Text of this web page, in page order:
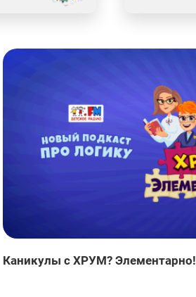
Каникулы с ХРУМ? Элементарно!